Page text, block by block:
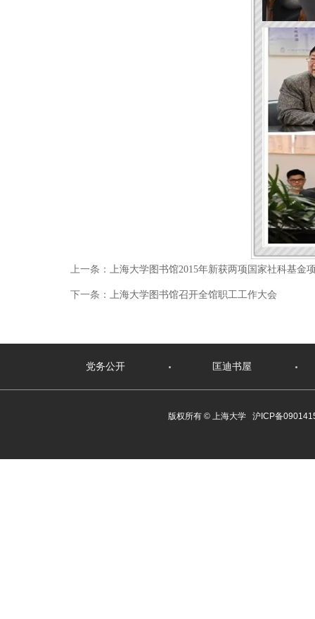
上一条： 上海大学图书馆2015年新获两项国家社科基金
下一条： 上海大学图书馆召开全馆职工工作大会
党务公开 匡迪书屋
版权所有 © 上海大学 沪ICP备